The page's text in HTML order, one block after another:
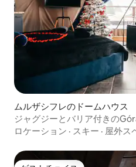
ムルザシフレのドームハウス
ジャグジーとバリア付きの
Glamp（1）
ロケーション · スキー · 屋外ス